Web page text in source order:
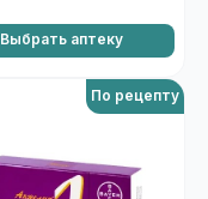
Выбрать аптеку
По рецепту